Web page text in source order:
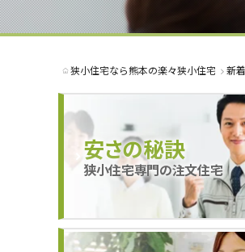
狭小住宅なら熊本の楽々狭小住宅 新
安さの秘訣
狭小住宅専門の注文住宅